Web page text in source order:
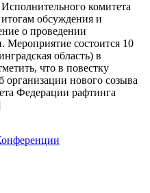
комитета
обсуждения и
о проведении
Мероприятие состоится 10
область) в
что в повестку
нового созыва
Федерации рафтинга